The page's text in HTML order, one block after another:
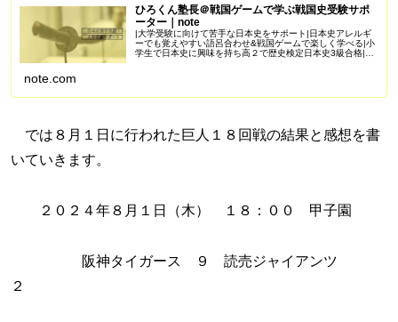
ひろくん塾長＠戦国ゲームで学ぶ戦国史受験サポ
ーター｜note
|大学受験に向けて苦手な日本史をサポート|日本史アレルギ
ーでも覚えやすい語呂合わせ&戦国ゲームで楽しく学べる|小
学生で日本史に興味を持ち高２で歴史検定日本史3級合格|苦
note.com
では８月１日に行われた巨人１８回戦の結果と感想を書
いていきます。
２０２４年８月１日（木） １８：００ 甲子園
阪神タイガース ９ 読売ジャイアンツ
２